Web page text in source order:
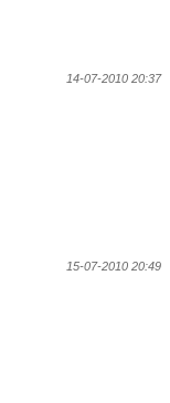
14-07-2010 20:37
15-07-2010 20:49